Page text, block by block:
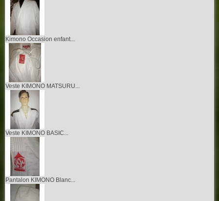
Kimono Occasion enfant...
Veste KIMONO MATSURU...
Veste KIMONO BASIC...
Pantalon KIMONO Blanc...